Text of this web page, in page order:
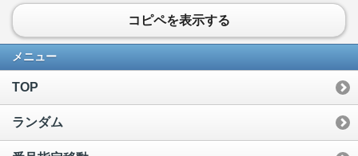
コピペを表示する
メニュー
TOP
ランダム